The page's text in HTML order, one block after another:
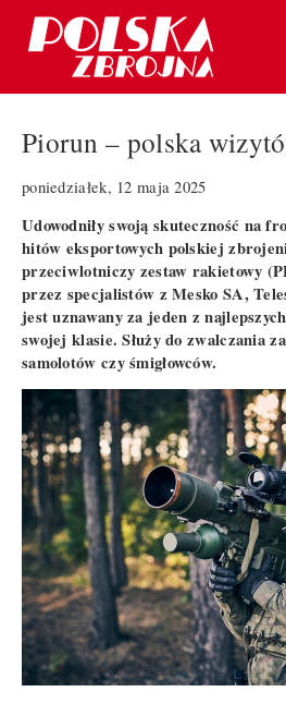
Piorun – polska
poniedziałek, 12 maja 2025
Udowodniły swoją skuteczność na
hitów eksportowych polskiej
przeciwlotniczy zestaw rakietowy
przez specjalistów z Mesko SA,
jest uznawany za jeden z
swojej klasie. Służy do zwalczania
samolotów czy śmigłowców.